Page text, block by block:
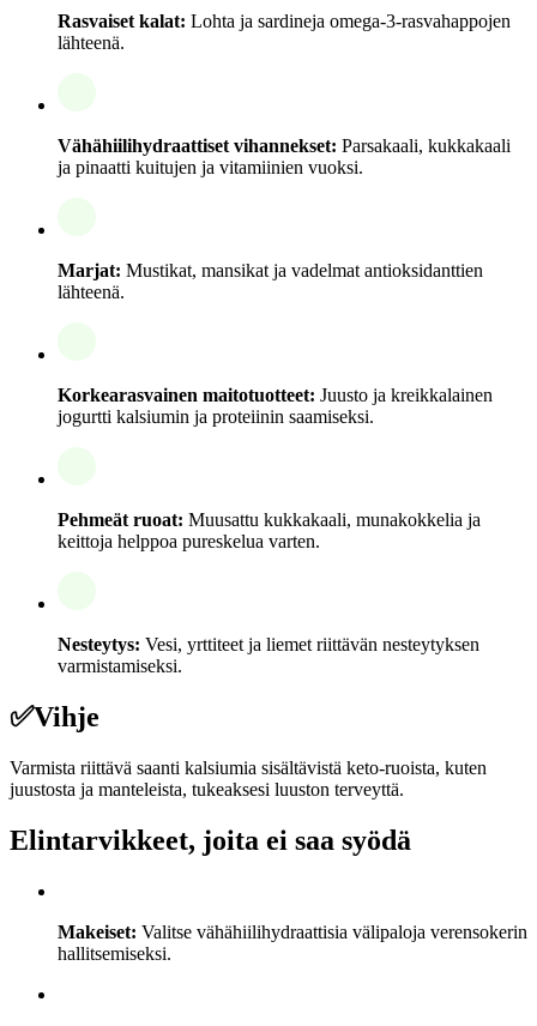
Rasvaiset kalat: Lohta ja sardineja omega-3-rasvahappojen
lähteenä.
Vähähiilihydraattiset vihannekset: Parsakaali, kukkakaali
ja pinaatti kuitujen ja vitamiinien vuoksi.
Marjat: Mustikat, mansikat ja vadelmat antioksidanttien
lähteenä.
Korkearasvainen maitotuotteet: Juusto ja kreikkalainen
jogurtti kalsiumin ja proteiinin saamiseksi.
Pehmeät ruoat: Muusattu kukkakaali, munakokkelia ja
keittoja helppoa pureskelua varten.
Nesteytys: Vesi, yrttiteet ja liemet riittävän nesteytyksen
varmistamiseksi.
✅Vihje
Varmista riittävä saanti kalsiumia sisältävistä keto-ruoista, kuten
juustosta ja manteleista, tukeaksesi luuston terveyttä.
Elintarvikkeet, joita ei saa syödä
Makeiset: Valitse vähähiilihydraattisia välipaloja verensokerin
hallitsemiseksi.